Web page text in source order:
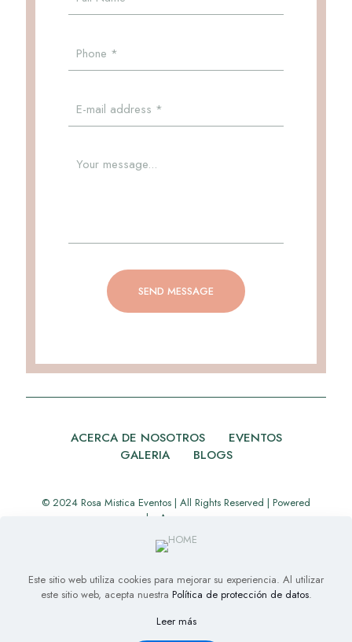
ACERCA DE NOSOTROS
EVENTOS
GALERIA
BLOGS
© 2024 Rosa Mistica Eventos | All Rights Reserved | Powered
by
Appverse
Este sitio web utiliza cookies para mejorar su experiencia. Al utilizar
este sitio web, acepta nuestra Política de protección de datos.
Leer más